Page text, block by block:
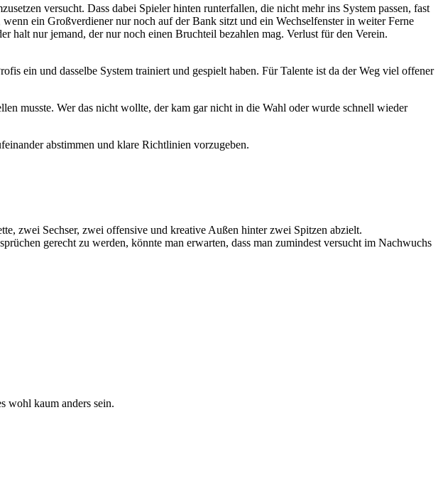
versucht. Dass dabei Spieler hinten runterfallen, die nicht mehr ins System passen, fast
ein Großverdiener nur noch auf der Bank sitzt und ein Wechselfenster in weiter Ferne
halt nur jemand, der nur noch einen Bruchteil bezahlen mag. Verlust für den Verein.
ein und dasselbe System trainiert und gespielt haben. Für Talente ist da der Weg viel offener
musste. Wer das nicht wollte, der kam gar nicht in die Wahl oder wurde schnell wieder
abstimmen und klare Richtlinien vorzugeben.
zwei Sechser, zwei offensive und kreative Außen hinter zwei Spitzen abzielt.
gerecht zu werden, könnte man erwarten, dass man zumindest versucht im Nachwuchs
wohl kaum anders sein.